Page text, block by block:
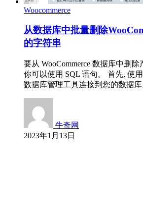
Woocommerce
从数据库中批量删除
的字符串
要从 WooCommerce 数据库中删
你可以使用 SQL 语句。 首先, 使
数据库管理工具连接到您的数据
牛奇网
2023年1月13日